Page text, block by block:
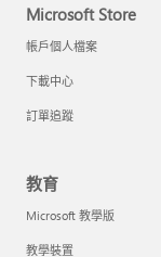
Microsoft Store
帳戶個人檔案
下載中心
訂單追蹤
教育
Microsoft 教學版
教學裝置